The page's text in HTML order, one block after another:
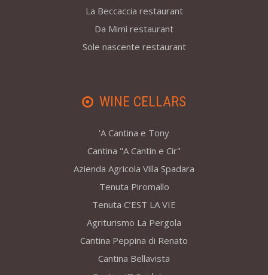
La Beccaccia restaurant
Da Mimì restaurant
Sole nascente restaurant
WINE CELLARS
'A Cantina e Tony
Cantina "A Cantin e Cir"
Azienda Agricola Villa Spadara
Tenuta Piromallo
Tenuta C’EST LA VIE
Agriturismo La Pergola
Cantina Peppina di Renato
Cantina Bellavista